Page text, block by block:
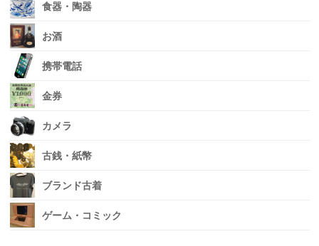
食器・陶器
お酒
携帯電話
金券
カメラ
古銭・紙幣
ブランド古着
ゲーム・コミック